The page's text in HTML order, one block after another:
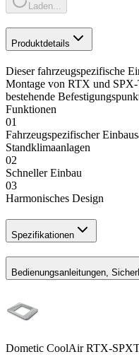
Laden...
Produktdetails
Dieser fahrzeugspezifische
Montage von RTX und
bestehende
Funktionen
01
Fahrzeugspezifischer
Standklimaanlagen
02
Schneller Einbau
03
Harmonisches Design
Spezifikationen
Bedienungsanleitungen,
Dometic CoolAir RTX-